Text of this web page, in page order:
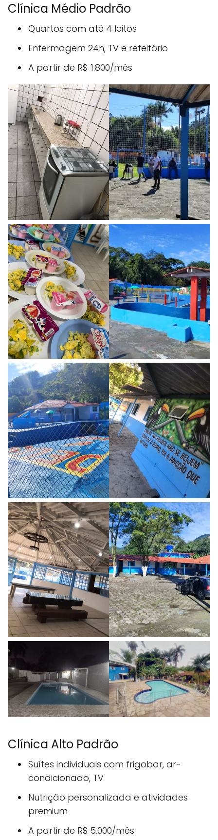
Clínica Médio Padrão
Quartos com até 4 leitos
Enfermagem 24h, TV e refeitório
A partir de R$ 1.800/mês
Clínica Alto Padrão
Suítes individuais com frigobar, ar-
condicionado, TV
Nutrição personalizada e atividades
premium
A partir de R$ 5.000/mês